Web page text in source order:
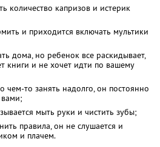
количество капризов и истерик
и приходится включать мультики
дома, но ребенок все раскидывает,
книги и не хочет идти по вашему
чем-то занять надолго, он постоянно
вами;
мыть руки и чистить зубы;
правила, он не слушается и
и плачем.